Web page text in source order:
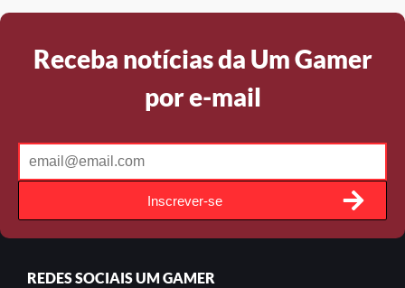
Receba notícias da Um Gamer
por e-mail
Inscrever-se
REDES SOCIAISUM GAMER